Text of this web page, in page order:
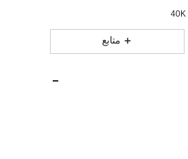
متابع